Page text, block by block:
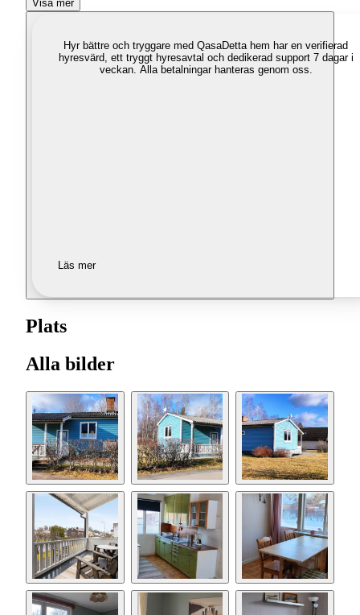
Visa mer
Hyr bättre och tryggare med QasaDetta hem har en verifierad
hyresvärd, ett tryggt hyresavtal och dedikerad support 7 dagar i
veckan. Alla betalningar hanteras genom oss.
Läs mer
Plats
Alla bilder